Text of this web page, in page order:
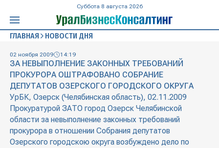
Суббота 8 августа 2026
ГЛАВНАЯ НОВОСТИ ДНЯ
02 ноября 2009 14:19
ЗА НЕВЫПОЛНЕНИЕ ЗАКОННЫХ ТРЕБОВАНИЙ
ПРОКУРОРА ОШТРАФОВАНО СОБРАНИЕ
ДЕПУТАТОВ ОЗЕРСКОГО ГОРОДСКОГО ОКРУГА
УрБК, Озерск (Челябинская область), 02.11.2009
Прокуратурой ЗАТО город Озерск Челябинской
области за невыполнение законных требований
прокурора в отношении Собрания депутатов
Озерского городскою округа возбуждено дело по